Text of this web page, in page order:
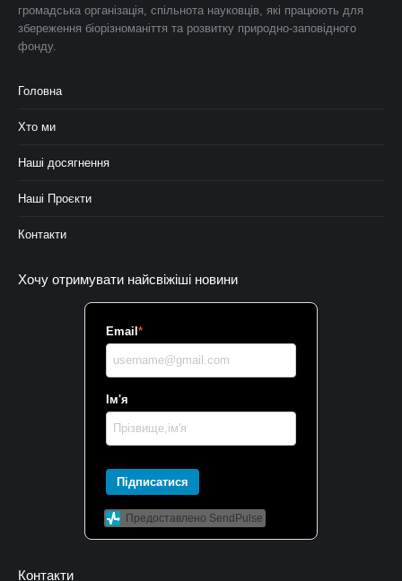
громадська організація, спільнота науковців, які працюють для
збереження біорізноманіття та розвитку природно-заповідного
фонду.
Головна
Хто ми
Наші досягнення
Наші Проєкти
Контакти
Хочу отримувати найсвіжіші новини
Email *
Ім'я
Підписатися
Предоставлено SendPulse
Контакти